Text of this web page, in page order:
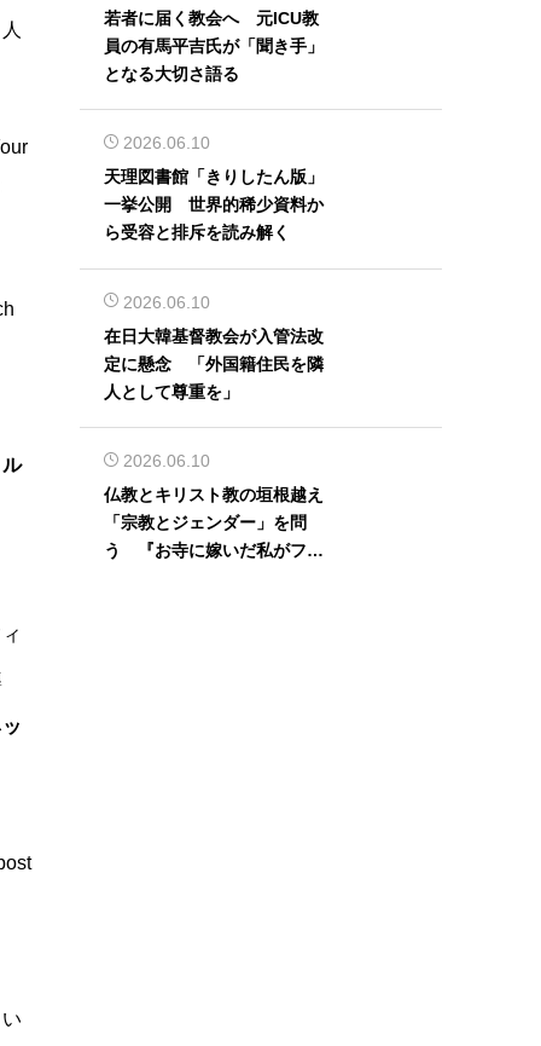
若者に届く教会へ 元ICU教
員の有馬平吉氏が「聞き手」
となる大切さ語る
2026.06.10
天理図書館「きりしたん版」
一挙公開 世界的稀少資料か
ら受容と排斥を読み解く
2026.06.10
在日大韓基督教会が入管法改
定に懸念 「外国籍住民を隣
人として尊重を」
2026.06.10
仏教とキリスト教の垣根越え
「宗教とジェンダー」を問
う 『お寺に嫁いだ私がフェ